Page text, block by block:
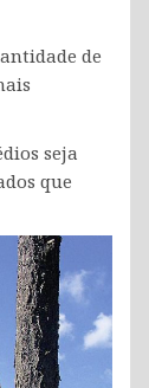
de
seja
que